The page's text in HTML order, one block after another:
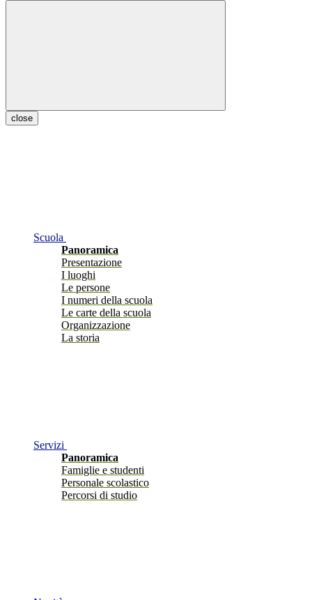
close
Scuola
Panoramica
Presentazione
I luoghi
Le persone
I numeri della scuola
Le carte della scuola
Organizzazione
La storia
Servizi
Panoramica
Famiglie e studenti
Personale scolastico
Percorsi di studio